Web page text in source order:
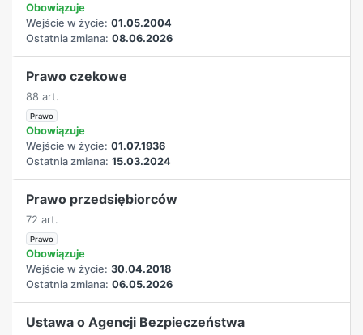
Obowiązuje
Wejście w życie: 01.05.2004
Ostatnia zmiana: 08.06.2026
Prawo czekowe
88 art.
Prawo
Obowiązuje
Wejście w życie: 01.07.1936
Ostatnia zmiana: 15.03.2024
Prawo przedsiębiorców
72 art.
Prawo
Obowiązuje
Wejście w życie: 30.04.2018
Ostatnia zmiana: 06.05.2026
Ustawa o Agencji Bezpieczeństwa